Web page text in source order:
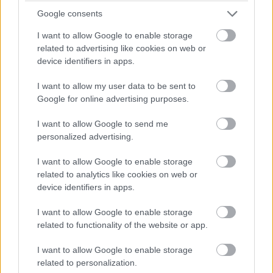
Google consents
I want to allow Google to enable storage
related to advertising like cookies on web or
device identifiers in apps.
I want to allow my user data to be sent to
Google for online advertising purposes.
I want to allow Google to send me
personalized advertising.
I want to allow Google to enable storage
related to analytics like cookies on web or
device identifiers in apps.
I want to allow Google to enable storage
related to functionality of the website or app.
I want to allow Google to enable storage
related to personalization.
škatule, do kútov (pri vstupe a okne) zasa úzke zásuvkové
komody alebo policové skrinky, samozrejme, podľa
potreby.
Ivana Lisická